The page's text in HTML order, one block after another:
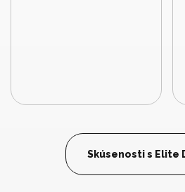
Skúsenosti s Elite